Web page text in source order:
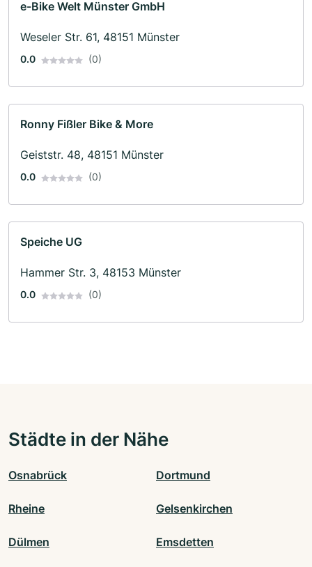
e-Bike Welt Münster GmbH
Weseler Str. 61, 48151 Münster
0.0 (0)
Ronny Fißler Bike & More
Geiststr. 48, 48151 Münster
0.0 (0)
Speiche UG
Hammer Str. 3, 48153 Münster
0.0 (0)
Städte in der Nähe
Osnabrück Dortmund
Rheine Gelsenkirchen
Dülmen Emsdetten